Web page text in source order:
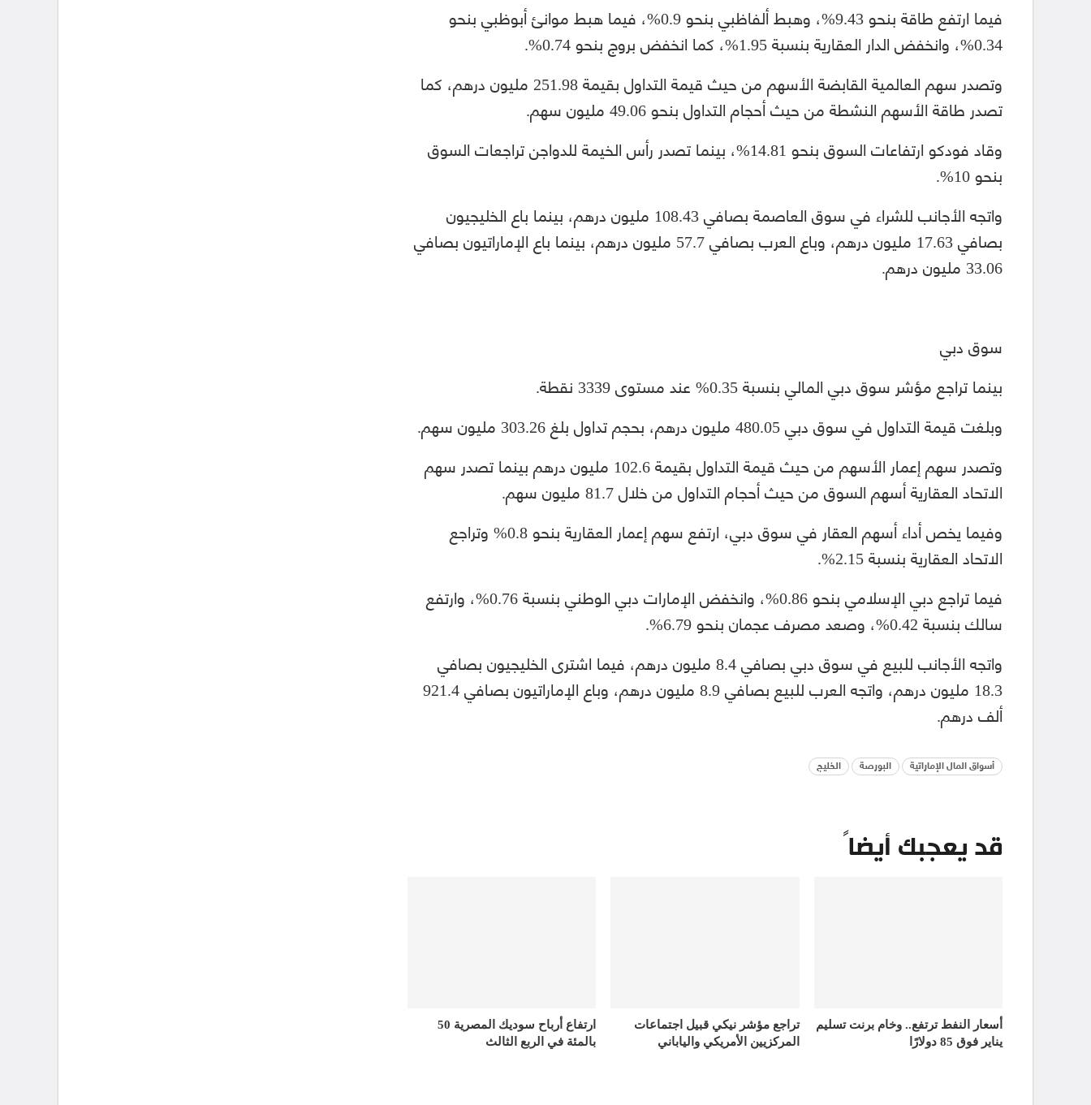
فيما ارتفع طاقة بنحو 9.43%، وهبط ألفاظبي بنحو 0.9%، فيما هبط موانئ أبوظبي بنحو
0.34%، وانخفض الدار العقارية بنسبة 1.95%، كما انخفض بروج بنحو 0.74%.
وتصدر سهم العالمية القابضة الأسهم من حيث قيمة التداول بقيمة 251.98 مليون درهم، كما
تصدر طاقة الأسهم النشطة من حيث أحجام التداول بنحو 49.06 مليون سهم.
وقاد فودكو ارتفاعات السوق بنحو 14.81%، بينما تصدر رأس الخيمة للدواجن تراجعات السوق
بنحو 10%.
واتجه الأجانب للشراء في سوق العاصمة بصافي 108.43 مليون درهم، بينما باع الخليجيون
بصافي 17.63 مليون درهم، وباع العرب بصافي 57.7 مليون درهم، بينما باع الإماراتيون بصافي
33.06 مليون درهم.
سوق دبي
بينما تراجع مؤشر سوق دبي المالي بنسبة 0.35% عند مستوى 3339 نقطة.
وبلغت قيمة التداول في سوق دبي 480.05 مليون درهم، بحجم تداول بلغ 303.26 مليون سهم.
وتصدر سهم إعمار الأسهم من حيث قيمة التداول بقيمة 102.6 مليون درهم بينما تصدر سهم
الاتحاد العقارية أسهم السوق من حيث أحجام التداول من خلال 81.7 مليون سهم.
وفيما يخص أداء أسهم العقار في سوق دبي، ارتفع سهم إعمار العقارية بنحو 0.8% وتراجع
الاتحاد العقارية بنسبة 2.15%.
فيما تراجع دبي الإسلامي بنحو 0.86%، وانخفض الإمارات دبي الوطني بنسبة 0.76%، وارتفع
سالك بنسبة 0.42%، وصعد مصرف عجمان بنحو 6.79%.
واتجه الأجانب للبيع في سوق دبي بصافي 8.4 مليون درهم، فيما اشترى الخليجيون بصافي
18.3 مليون درهم، واتجه العرب للبيع بصافي 8.9 مليون درهم، وباع الإماراتيون بصافي 921.4
ألف درهم.
أسواق المال الإماراتية البورصة الخليج
قد يعجبك أيضاً
أسعار النفط ترتفع.. وخام برنت تسليم
يناير فوق 85 دولارًا
تراجع مؤشر نيكي قبيل اجتماعات
المركزيين الأمريكي والياباني
ارتفاع أرباح سوديك المصرية 50
بالمئة في الربع الثالث